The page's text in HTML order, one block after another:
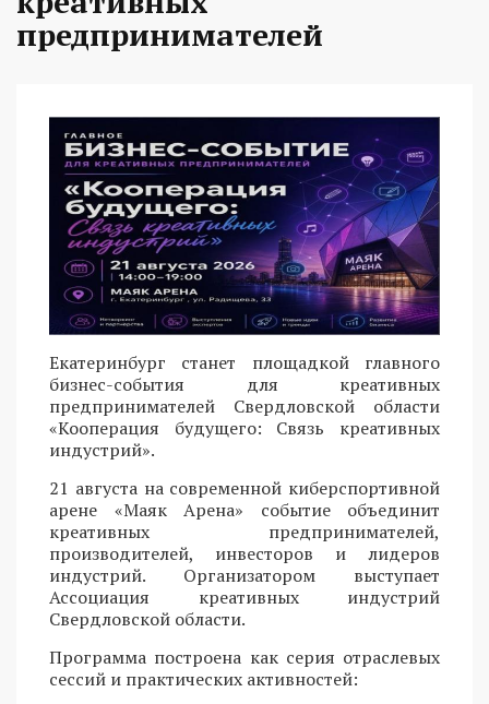
предпринимателей
Екатеринбург станет площадкой главного
бизнес-события для креативных
предпринимателей Свердловской области
«Кооперация будущего: Связь креативных
индустрий».
21 августа на современной киберспортивной
арене «Маяк Арена» событие объединит
креативных предпринимателей,
производителей, инвесторов и лидеров
индустрий. Организатором выступает
Ассоциация креативных индустрий
Свердловской области.
Программа построена как серия отраслевых
сессий и практических активностей: